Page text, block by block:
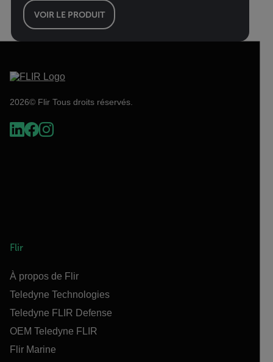
VOIR LE PRODUIT
2026© Flir Tous droits réservés.
Flir
À propos de Flir
Teledyne Technologies
Teledyne FLIR Defense
OEM Teledyne FLIR
Flir Marine